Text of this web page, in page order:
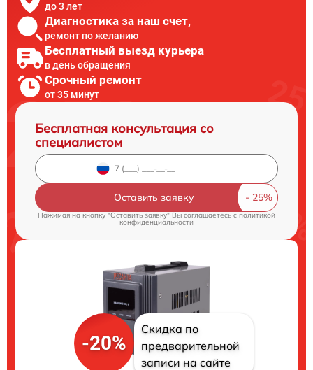
до 3 лет
Диагностика за наш счет,
ремонт по желанию
Бесплатный выезд курьера
в день обращения
Срочный ремонт
от 35 минут
Бесплатная консультация со
специалистом
Оставить заявку
Нажимая на кнопку "Оставить заявку" Вы соглашаетесь cполитикой
конфиденциальности
-20%
Скидка по
предварительной
записи на сайте